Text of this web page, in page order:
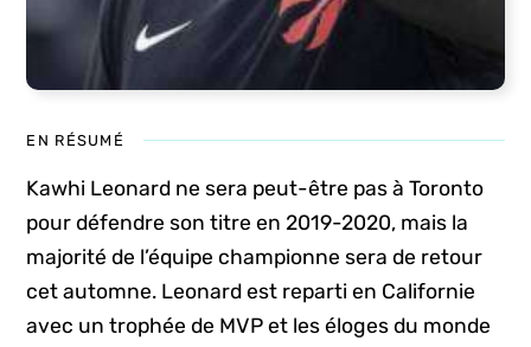
EN RÉSUMÉ
Kawhi Leonard ne sera peut-être pas à Toronto
pour défendre son titre en 2019-2020, mais la
majorité de l’équipe championne sera de retour
cet automne. Leonard est reparti en Californie
avec un trophée de MVP et les éloges du monde